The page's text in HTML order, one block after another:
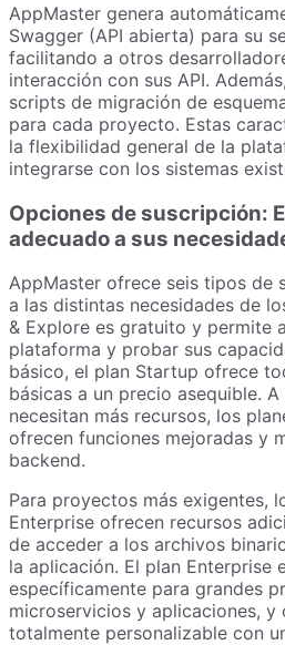
AppMaster genera
Swagger (API abierta) para su
facilitando a otros
interacción con sus API.
scripts de migración de
para cada proyecto. Estas
la flexibilidad general de la
integrarse con los sistemas
Opciones de suscripción:
adecuado a sus
AppMaster ofrece seis tipos de
a las distintas necesidades de
& Explore es gratuito y permite
plataforma y probar sus
básico, el plan Startup ofrece
básicas a un precio asequible.
necesitan más recursos, los
ofrecen funciones mejoradas y
backend.
Para proyectos más exigentes,
Enterprise ofrecen recursos
de acceder a los archivos
la aplicación. El plan Enterprise
específicamente para grandes
microservicios y aplicaciones, y
totalmente personalizable con